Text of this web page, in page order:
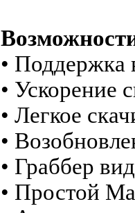
• Поддержка
• Ускорение
• Легкое
•
• Граббер
• Простой